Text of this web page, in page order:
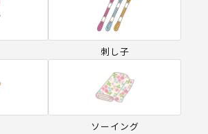
刺し子
ソーイング